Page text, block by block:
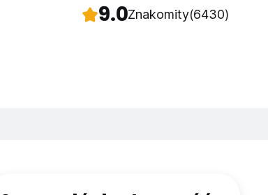
9.0Znakomity(6430)